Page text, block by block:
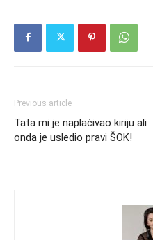
Previous article
Tata mi je naplaćivao kiriju ali
onda je usledio pravi ŠOK!